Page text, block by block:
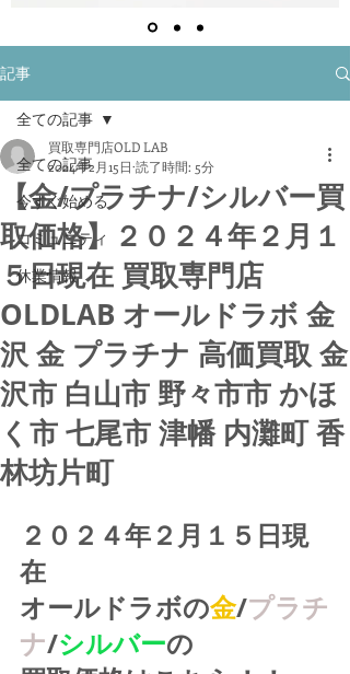
記事
全ての記事
今すぐ始める
コミュニティ
休業情報
全ての記事
【金/プラチナ/シルバー買
取価格】２０２４年２月１
５日現在 買取専門店
OLDLAB オールドラボ 金
沢 金 プラチナ 高価買取 金
沢市 白山市 野々市市 かほ
く市 七尾市 津幡 内灘町 香
林坊片町
買取専門店OLD LAB
2024年2月15日 読了時間: 5分
２０２４年２月１５日現
在
オールドラボの金/プラチ
ナ/シルバーの